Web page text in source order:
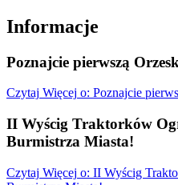
Informacje
Poznajcie pierwszą
Czytaj Więcej o: Poznajcie
II Wyścig Traktorków
Burmistrza Miasta!
Czytaj Więcej o: II Wyścig